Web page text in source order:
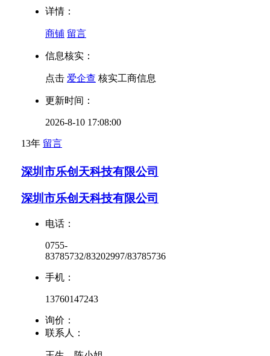
详情：
商铺 留言
信息核实：
点击 爱企查 核实工商信息
更新时间：
2026-8-10 17:08:00
13年 留言
深圳市乐创天科技有限公司
深圳市乐创天科技有限公司
电话：
0755-
83785732/83202997/83785736
手机：
13760147243
询价：
联系人：